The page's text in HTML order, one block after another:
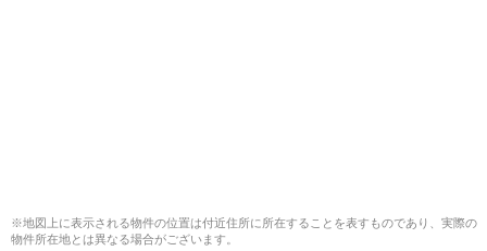
※地図上に表示される物件の位置は付近住所に所在することを表すものであり、実際の
物件所在地とは異なる場合がございます。